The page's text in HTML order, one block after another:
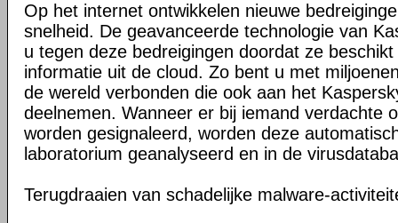
Op het internet ontwikkelen nieuwe
snelheid. De geavanceerde technologie van
u tegen deze bedreigingen doordat ze
informatie uit de cloud. Zo bent u met
de wereld verbonden die ook aan het
deelnemen. Wanneer er bij iemand verdachte
worden gesignaleerd, worden deze
laboratorium geanalyseerd en in de
Terugdraaien van schadelijke malware-